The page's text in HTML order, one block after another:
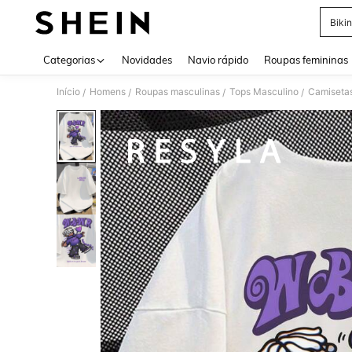
Categorias Novidades Navio rápido Roupas femininas
Início / Homens / Roupas masculinas / Tops Masculino /